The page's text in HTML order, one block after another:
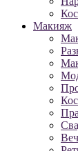
Макияж